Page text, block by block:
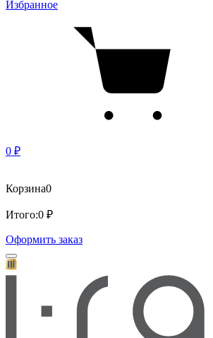
Избранное
0 ₽
Корзина0
Итого:0 ₽
Оформить заказ